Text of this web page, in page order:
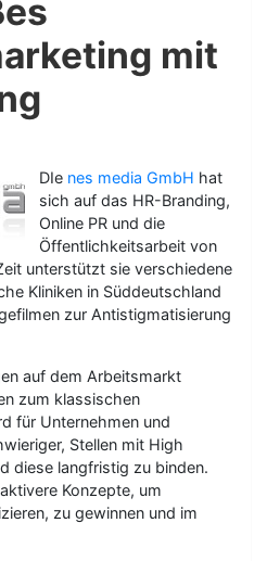
mit
DIe nes media GmbH hat
sich auf das HR-Branding,
Online PR und die
Öffentlichkeitsarbeit von
unterstützt sie verschiedene
Kliniken in Süddeutschland
zur Antistigmatisierung
auf dem Arbeitsmarkt
zum klassischen
für Unternehmen und
Stellen mit High
diese langfristig zu binden.
Konzepte, um
zu gewinnen und im